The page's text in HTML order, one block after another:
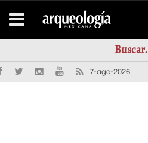
7-ago-2026